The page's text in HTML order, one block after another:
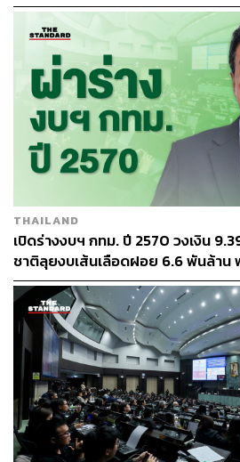
ABOUT THE
พีรดนย์ ภาคีเน
THAILAND
เปิดร่างงบฯ กทม. ปี 2570 วงเงิน
ชาติลุยงบเส้นเลือดฝอย 6.6 พันล้าน
ยุทธศาสตร์พัฒนาเมือง